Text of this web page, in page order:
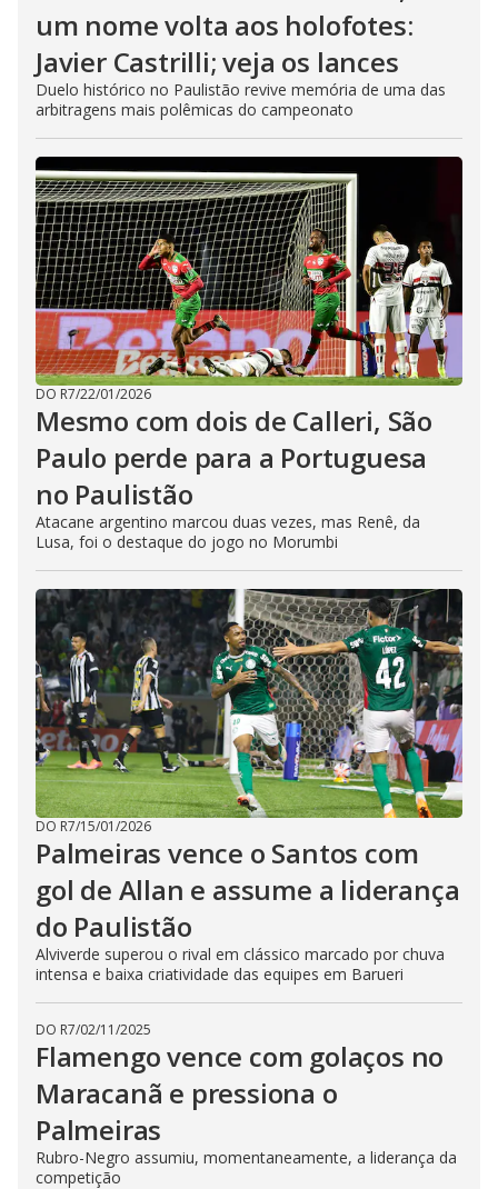
um nome volta aos holofotes:
Javier Castrilli; veja os lances
Duelo histórico no Paulistão revive memória de uma das
arbitragens mais polêmicas do campeonato
DO R7/22/01/2026
Mesmo com dois de Calleri, São
Paulo perde para a Portuguesa
no Paulistão
Atacane argentino marcou duas vezes, mas Renê, da
Lusa, foi o destaque do jogo no Morumbi
DO R7/15/01/2026
Palmeiras vence o Santos com
gol de Allan e assume a liderança
do Paulistão
Alviverde superou o rival em clássico marcado por chuva
intensa e baixa criatividade das equipes em Barueri
DO R7/02/11/2025
Flamengo vence com golaços no
Maracanã e pressiona o
Palmeiras
Rubro-Negro assumiu, momentaneamente, a liderança da
competição